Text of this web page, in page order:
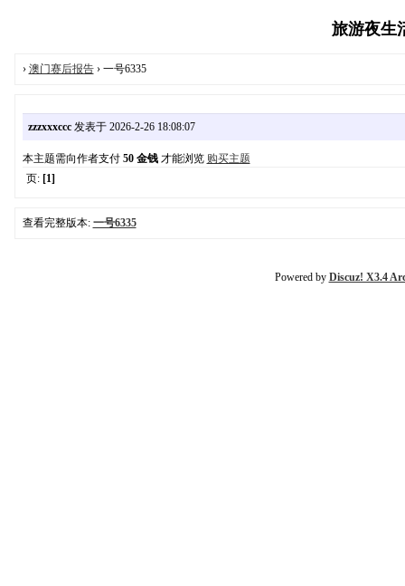
旅游夜生
› 澳门赛后报告› 一号6335
zzzxxxccc发表于 2026-2-26 18:08:07
本主题需向作者支付 50 金钱才能浏览 购买主题
页: [1]
查看完整版本: 一号6335
Powered by Discuz! X3.4